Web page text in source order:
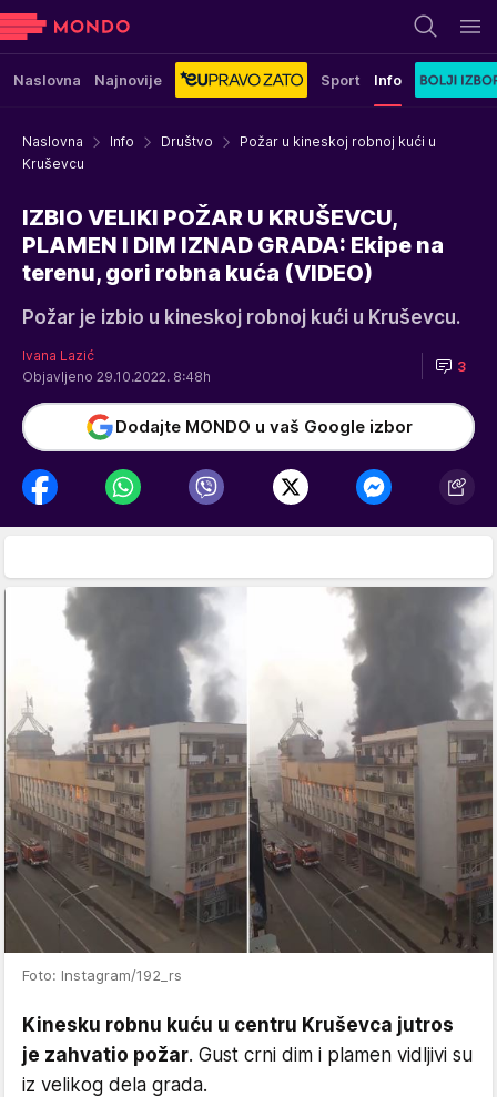
Naslovna Najnovije Sport Info
Naslovna Info Društvo
Požar u kineskoj robnoj kući u
Kruševcu
IZBIO VELIKI POŽAR U KRUŠEVCU,
PLAMEN I DIM IZNAD GRADA: Ekipe na
terenu, gori robna kuća (VIDEO)
Požar je izbio u kineskoj robnoj kući u Kruševcu.
Ivana Lazić
Objavljeno 29.10.2022. 8:48h
3
Dodajte MONDO u vaš Google izbor
Foto: Instagram/192_rs
Kinesku robnu kuću u centru Kruševca jutros
je zahvatio požar. Gust crni dim i plamen vidljivi su
iz velikog dela grada.